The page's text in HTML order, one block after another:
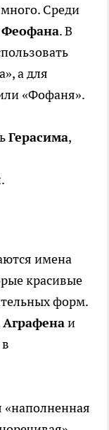
Среди
Феофана. В
а для
«Фофаня».
Герасима,
.
имена
красивые
форм.
Аграфенаи